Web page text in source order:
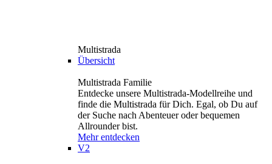
Multistrada
Übersicht
Multistrada Familie
Entdecke unsere Multistrada-Modellreihe und
finde die Multistrada für Dich. Egal, ob Du auf
der Suche nach Abenteuer oder bequemen
Allrounder bist.
Mehr entdecken
V2